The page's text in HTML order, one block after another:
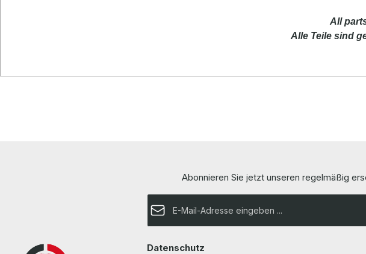
All
Alle Teile sind
Abonnieren Sie jetzt unseren regelmäßig
E-Mail-Adresse*
Datenschutz